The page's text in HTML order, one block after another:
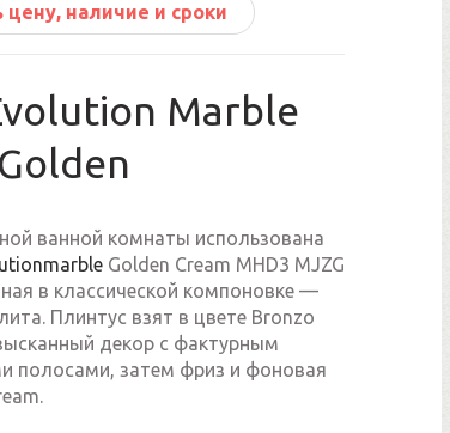
цену, наличие и сроки
Marble
Golden
ванной комнаты использована
Golden Cream MHD3 MJZG
в классической компоновке —
Плинтус взят в цвете Bronzo
декор с фактурным
полосами, затем фриз и фоновая